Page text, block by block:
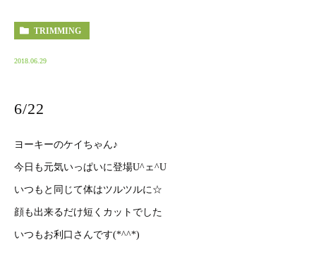
TRIMMING
2018.06.29
6/22
ヨーキーのケイちゃん♪
今日も元気いっぱいに登場U^ェ^U
いつもと同じて体はツルツルに☆
顔も出来るだけ短くカットでした
いつもお利口さんです(*^^*)